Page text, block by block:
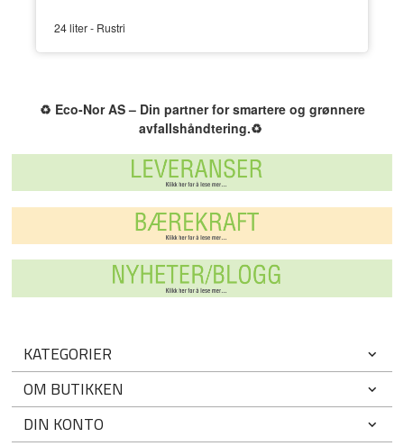
24 liter - Rustri
♻️ Eco-Nor AS – Din partner for smartere og grønnere
avfallshåndtering.♻️
KATEGORIER
OM BUTIKKEN
DIN KONTO